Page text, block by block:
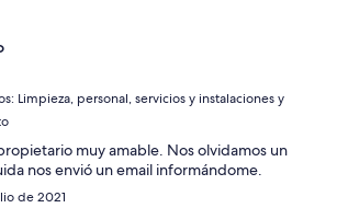
Limpieza, personal, servicios y instalaciones y
muy amable. Nos olvidamos un
nos envió un email informándome.
de 2021